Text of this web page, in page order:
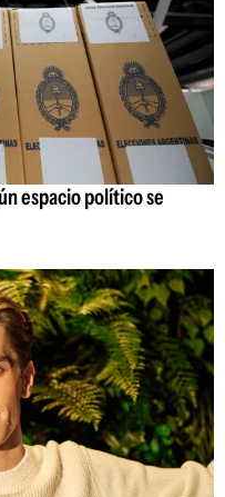
espacio político se